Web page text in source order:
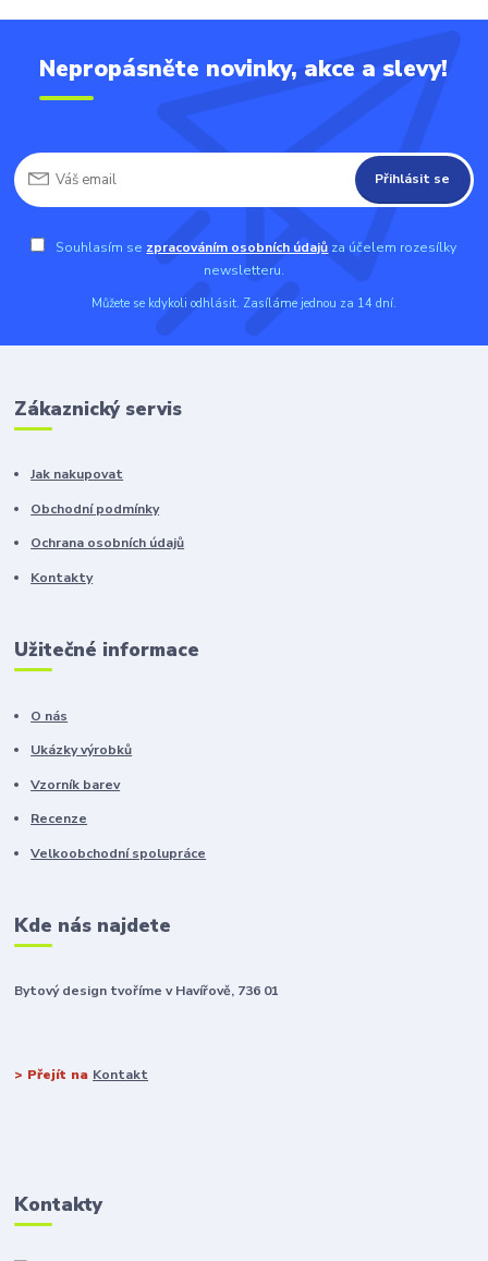
Nepropásněte novinky, akce a slevy!
Přihlásit se
Souhlasím se zpracováním osobních údajů za účelem rozesílky
newsletteru.
Můžete se kdykoli odhlásit. Zasíláme jednou za 14 dní.
Zákaznický servis
Jak nakupovat
Obchodní podmínky
Ochrana osobních údajů
Kontakty
Užitečné informace
O nás
Ukázky výrobků
Vzorník barev
Recenze
Velkoobchodní spolupráce
Kde nás najdete
Bytový design tvoříme v Havířově, 736 01
> Přejít na Kontakt
Kontakty